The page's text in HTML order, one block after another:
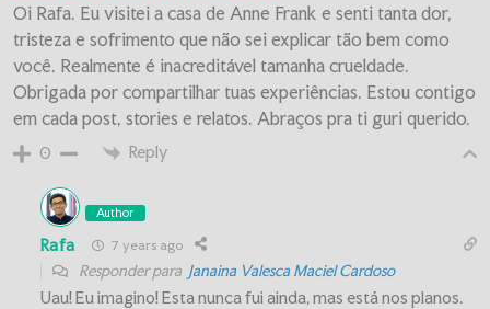
Oi Rafa. Eu visitei a casa de Anne Frank e senti tanta dor,
tristeza e sofrimento que não sei explicar tão bem como
você. Realmente é inacreditável tamanha crueldade.
Obrigada por compartilhar tuas experiências. Estou contigo
em cada post, stories e relatos. Abraços pra ti guri querido.
0 Reply
Author
Rafa 7 years ago
Responder para Janaina Valesca Maciel Cardoso
Uau! Eu imagino! Esta nunca fui ainda, mas está nos planos.